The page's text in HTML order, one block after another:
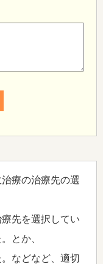
療の治療先の選
先を選択してい
とか、
などなど、適切